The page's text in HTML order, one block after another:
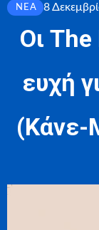
ΝΈΑ 8
Οι
ευχή
(Κάνε-